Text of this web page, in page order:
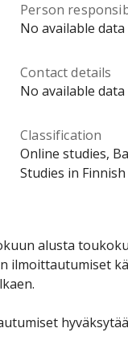
Person
No available data
Contact details
No available data
Classification
Online studies,
Studies in Finnish
alusta